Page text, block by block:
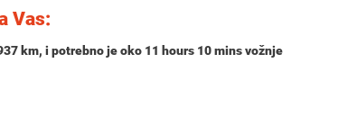
Vas:
km, i potrebno je oko 11 hours 10 minsvožnje